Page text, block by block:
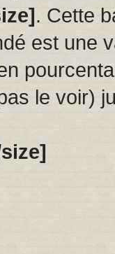
. Cette
est une
le voir)